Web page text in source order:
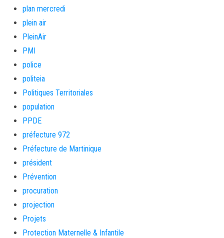
plan mercredi
plein air
PleinAir
PMI
police
politeia
Politiques Territoriales
population
PPDE
préfecture 972
Préfecture de Martinique
président
Prévention
procuration
projection
Projets
Protection Maternelle & Infantile